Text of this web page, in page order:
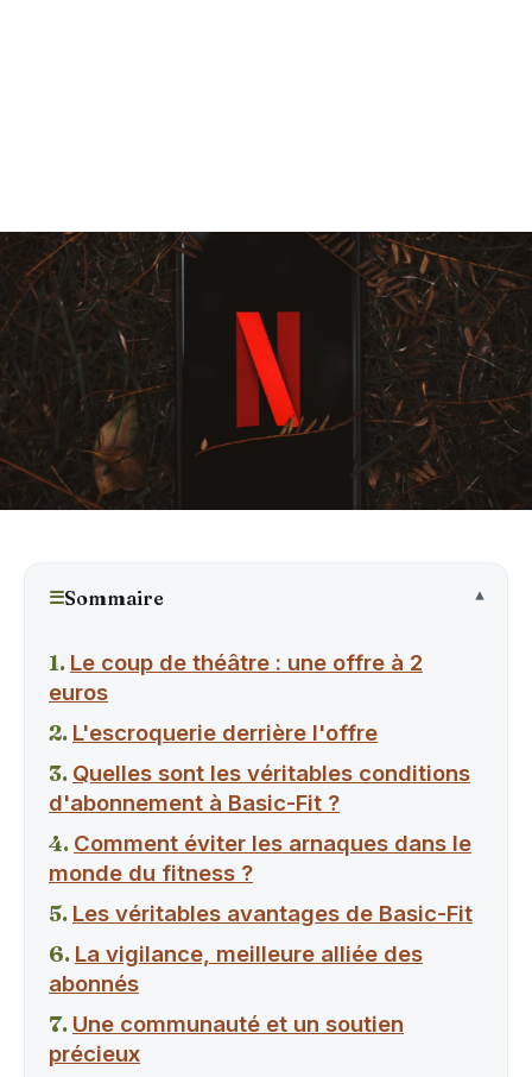
☰Sommaire
Le coup de théâtre : une offre à 2
euros
L'escroquerie derrière l'offre
Quelles sont les véritables conditions
d'abonnement à Basic-Fit ?
Comment éviter les arnaques dans le
monde du fitness ?
Les véritables avantages de Basic-Fit
La vigilance, meilleure alliée des
abonnés
Une communauté et un soutien
précieux